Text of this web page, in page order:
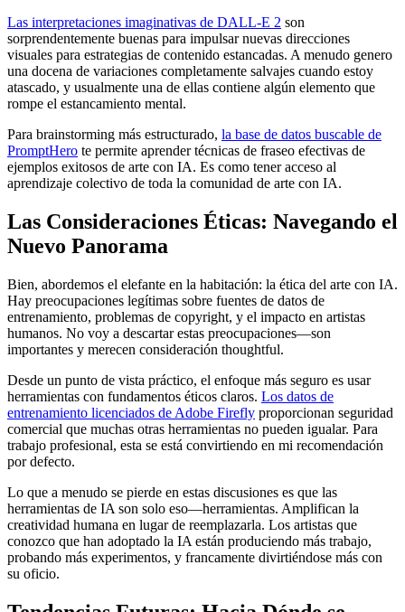
Las interpretaciones imaginativas de DALL-E 2 son
sorprendentemente buenas para impulsar nuevas direcciones
visuales para estrategias de contenido estancadas. A menudo genero
una docena de variaciones completamente salvajes cuando estoy
atascado, y usualmente una de ellas contiene algún elemento que
rompe el estancamiento mental.
Para brainstorming más estructurado, la base de datos buscable de
PromptHero te permite aprender técnicas de fraseo efectivas de
ejemplos exitosos de arte con IA. Es como tener acceso al
aprendizaje colectivo de toda la comunidad de arte con IA.
Las Consideraciones Éticas: Navegando el
Nuevo Panorama
Bien, abordemos el elefante en la habitación: la ética del arte con IA.
Hay preocupaciones legítimas sobre fuentes de datos de
entrenamiento, problemas de copyright, y el impacto en artistas
humanos. No voy a descartar estas preocupaciones—son
importantes y merecen consideración thoughtful.
Desde un punto de vista práctico, el enfoque más seguro es usar
herramientas con fundamentos éticos claros. Los datos de
entrenamiento licenciados de Adobe Firefly proporcionan seguridad
comercial que muchas otras herramientas no pueden igualar. Para
trabajo profesional, esta se está convirtiendo en mi recomendación
por defecto.
Lo que a menudo se pierde en estas discusiones es que las
herramientas de IA son solo eso—herramientas. Amplifican la
creatividad humana en lugar de reemplazarla. Los artistas que
conozco que han adoptado la IA están produciendo más trabajo,
probando más experimentos, y francamente divirtiéndose más con
su oficio.